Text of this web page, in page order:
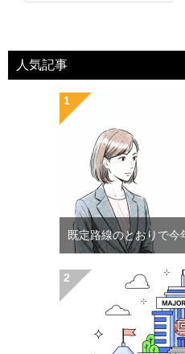
人気記事
既定路線のとおりで